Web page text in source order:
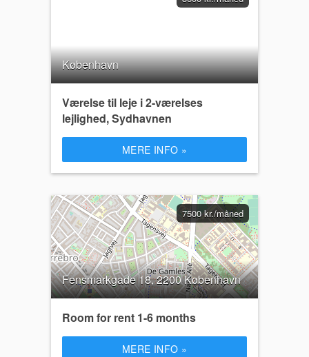
København
Værelse til leje i 2-værelses
lejlighed, Sydhavnen
MERE INFO »
7500 kr./måned
Fensmarkgade 18, 2200 København
Room for rent 1-6 months
MERE INFO »